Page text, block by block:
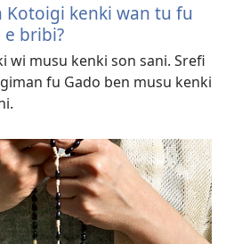
Kotoigi kenki wan tu fu
bribi?
wi musu kenki son sani. Srefi
fu Gado ben musu kenki